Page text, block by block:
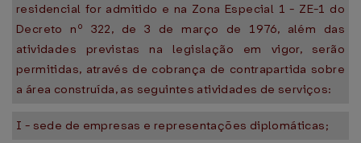
residencial for admitido e na Zona Especial 1 - ZE-1 do
Decreto nº 322, de 3 de março de 1976, além das
atividades previstas na legislação em vigor, serão
permitidas, através de cobrança de contrapartida sobre
a área construída, as seguintes atividades de serviços:
I - sede de empresas e representações diplomáticas;